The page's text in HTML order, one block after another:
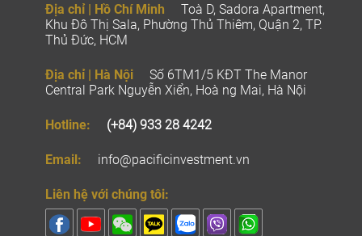
Địa chỉ | Hồ Chí Minh
Toà D, Sadora Apartment,
Khu Đô Thị Sala, Phường Thủ Thiêm, Quận 2, TP.
Thủ Đức, HCM
Địa chỉ | Hà Nội
Số 6TM1/5 KĐT The Manor
Central Park Nguyễn Xiển, Hoà ng Mai, Hà Nội
Hotline: (+84) 933 28 4242
Email: info@pacificinvestment.vn
Liên hệ với chúng tôi: